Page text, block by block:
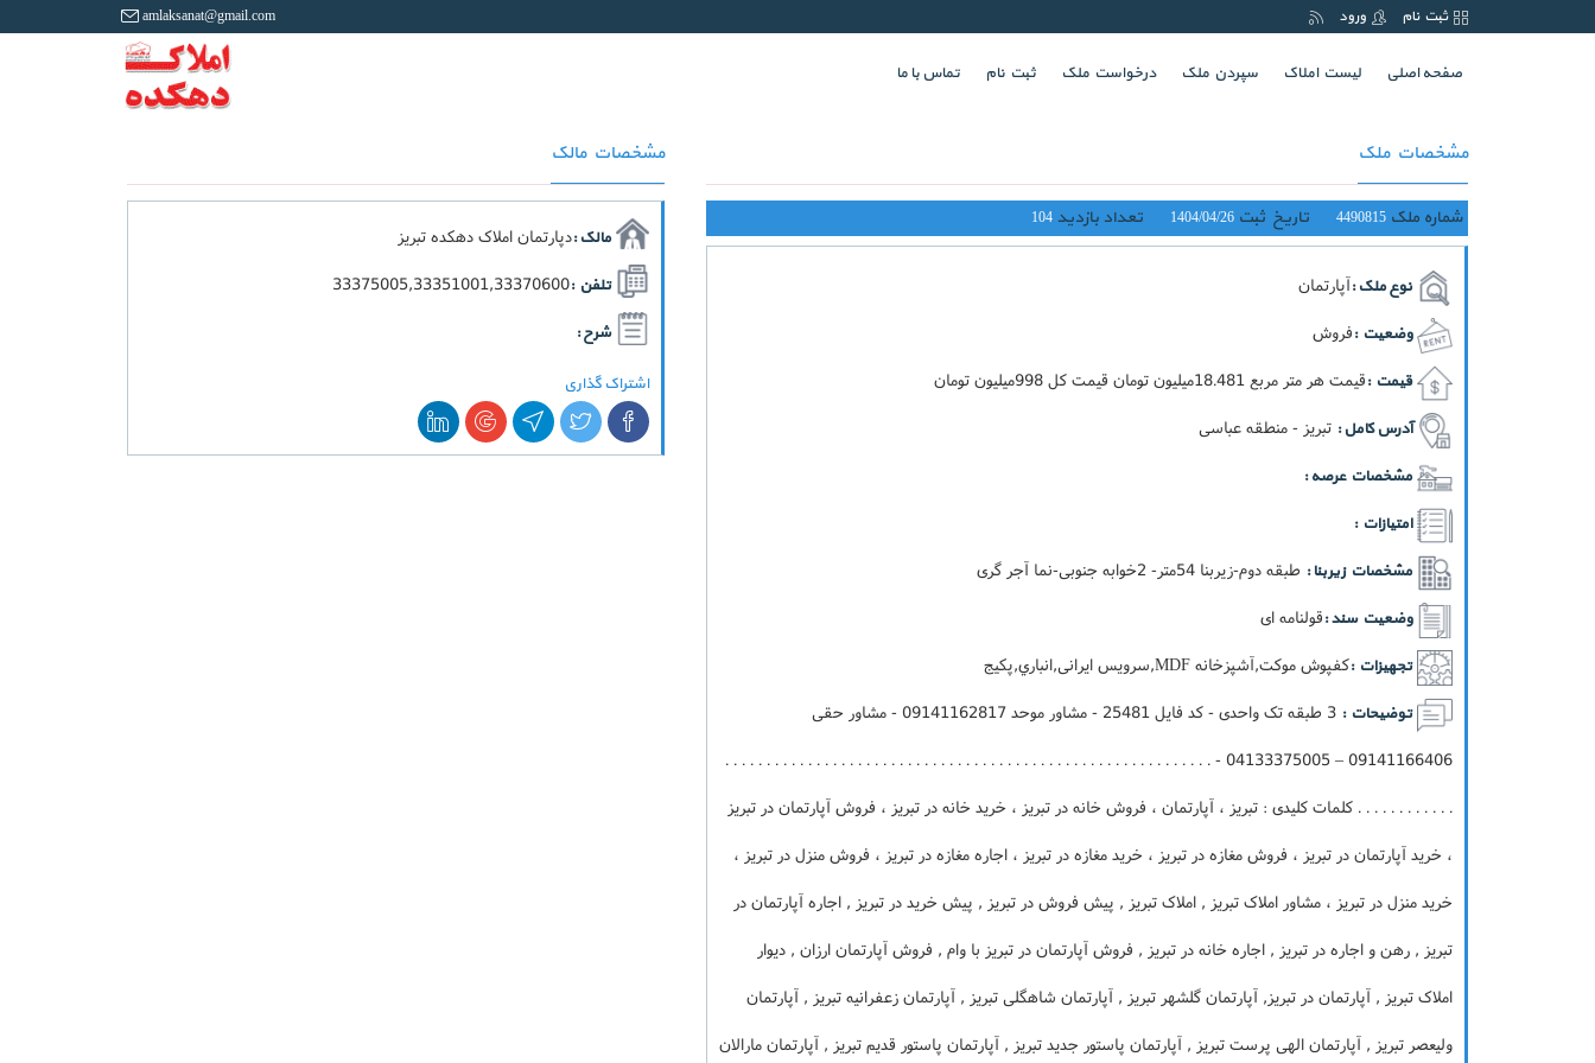
ثبت نام ورود amlaksanat@gmail.com
صفحه اصلی لیست املاک سپردن ملک درخواست ملک ثبت نام تماس با ما
مشخصات ملک
شماره ملک 4490815 تاریخ ثبت 1404/04/26 تعداد بازدید 104
نوع ملک :آپارتمان
وضعیت :فروش
قیمت :قيمت هر متر مربع 18.481ميليون تومان قيمت کل 998ميليون تومان
آدرس کامل : تبریز - منطقه عباسی
مشخصات عرصه :
امتیازات :
مشخصات زیربنا : طبقه دوم-زيربنا 54متر- 2خوابه جنوبی-نما آجر گری
وضعیت سند :قولنامه ای
تجهیزات :کفپوش موکت,آشپزخانه MDF,سرویس ایرانی,انباري,پکيج
توضیحات :
3 طبقه تک واحدی - کد فایل 25481 - مشاور موحد 09141162817 - مشاور حقی
09141166406 – 04133375005 - . . . . . . . . . . . . . . . . . . . . . . . . . . . . . . . . . . . . . . . . . . . . . . . . . . . . . . . . . . .
. . . . . . . . . . . . کلمات کلیدی : تبریز ، آپارتمان ، فروش خانه در تبریز ، خرید خانه در تبریز ، فروش آپارتمان در تبریز
، خرید آپارتمان در تبریز ، فروش مغازه در تبریز ، خرید مغازه در تبریز ، اجاره مغازه در تبریز ، فروش منزل در تبریز ،
خرید منزل در تبریز ، مشاور املاک تبریز , املاک تبریز , پیش فروش در تبریز , پیش خرید در تبریز , اجاره آپارتمان در
تبریز , رهن و اجاره در تبریز , اجاره خانه در تبریز , فروش آپارتمان در تبریز با وام , فروش آپارتمان ارزان , دیوار
املاک تبریز , آپارتمان در تبریز, آپارتمان گلشهر تبریز , آپارتمان شاهگلی تبریز , آپارتمان زعفرانیه تبریز , آپارتمان
ولیعصر تبریز , آپارتمان الهی پرست تبریز , آپارتمان پاستور جدید تبریز , آپارتمان پاستور قدیم تبریز , آپارتمان مارالان
مشخصات مالک
مالک :دپارتمان املاک دهکده تبریز
تلفن :33375005,33351001,33370600
شرح :
اشتراک گذاری